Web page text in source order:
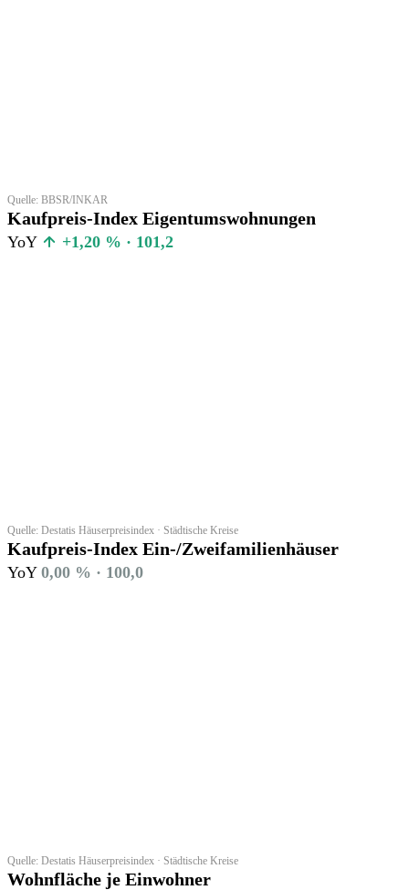
Quelle: BBSR/INKAR
Kaufpreis-Index Eigentumswohnungen
YoY +1,20 % · 101,2
Quelle: Destatis Häuserpreisindex · Städtische Kreise
Kaufpreis-Index Ein-/Zweifamilienhäuser
YoY 0,00 % · 100,0
Quelle: Destatis Häuserpreisindex · Städtische Kreise
Wohnfläche je Einwohner